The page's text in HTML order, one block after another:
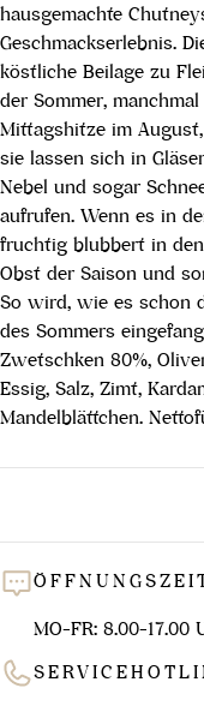
hausgemachte
Geschmackserlebnis.
köstliche Beilage zu
der Sommer,
Mittagshitze im
sie lassen sich in
Nebel und sogar
aufrufen. Wenn es in
fruchtig blubbert in
Obst der Saison und
So wird, wie es schon
des Sommers
Zwetschken 80%,
Essig, Salz, Zimt,
Mandelblättchen.
MO-FR: 8.00-17.00